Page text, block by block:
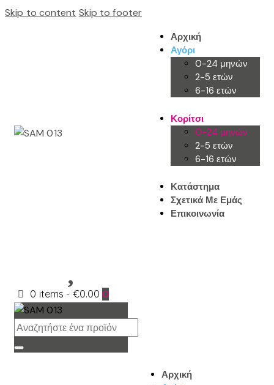
Skip to content Skip to footer
Αρχική
Αγόρι
0-24 μηνών
2-5 ετών
6-16 ετών
Κορίτσι
0-24 μηνών
2-5 ετών
6-16 ετών
Κατάστημα
Σχετικά Με Εμάς
Επικοινωνία
0 items - €0.00 0
Αρχική